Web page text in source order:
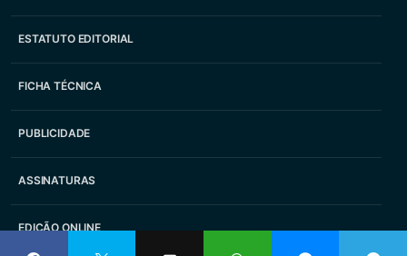
ESTATUTO EDITORIAL
FICHA TÉCNICA
PUBLICIDADE
ASSINATURAS
EDIÇÃO ONLINE